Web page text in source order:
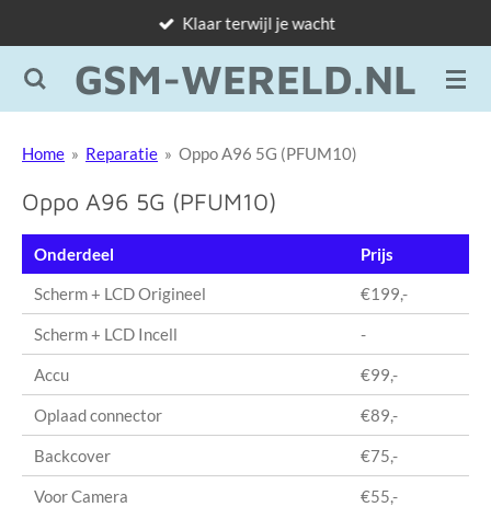
naar
de
GSM-WERELD.NL
Klaar terwijl je wacht
Home » Reparatie » Oppo A96 5G (PFUM10)
Oppo A96 5G (PFUM10)
Onderdeel
Prijs
Scherm + LCD Origineel
€199,-
Scherm + LCD Incell -
Accu €99,-
Oplaad connector €89,-
Backcover €75,-
Voor Camera €55,-